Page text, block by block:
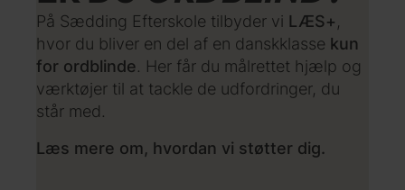
På Sædding Efterskole tilbyder vi LÆS+,
hvor du bliver en del af en danskklasse kun
for ordblinde. Her får du målrettet hjælp og
værktøjer til at tackle de udfordringer, du
står med.
Læs mere om, hvordan vi støtter dig.